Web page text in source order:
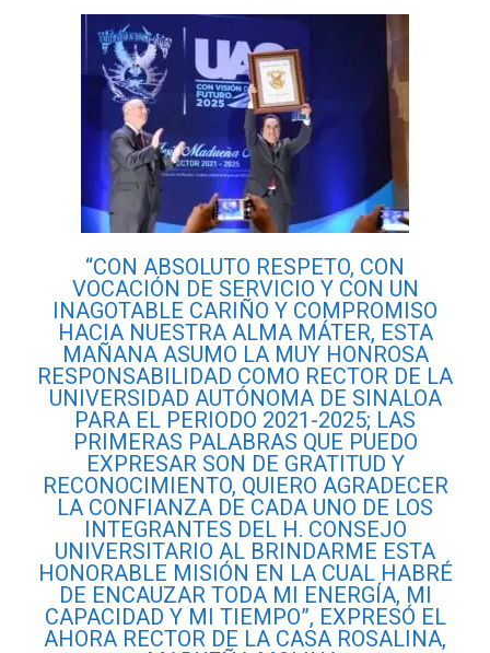
“CON ABSOLUTO RESPETO, CON
VOCACIÓN DE SERVICIO Y CON UN
INAGOTABLE CARIÑO Y COMPROMISO
HACIA NUESTRA ALMA MÁTER, ESTA
MAÑANA ASUMO LA MUY HONROSA
RESPONSABILIDAD COMO RECTOR DE LA
UNIVERSIDAD AUTÓNOMA DE SINALOA
PARA EL PERIODO 2021-2025; LAS
PRIMERAS PALABRAS QUE PUEDO
EXPRESAR SON DE GRATITUD Y
RECONOCIMIENTO, QUIERO AGRADECER
LA CONFIANZA DE CADA UNO DE LOS
INTEGRANTES DEL H. CONSEJO
UNIVERSITARIO AL BRINDARME ESTA
HONORABLE MISIÓN EN LA CUAL HABRÉ
DE ENCAUZAR TODA MI ENERGÍA, MI
CAPACIDAD Y MI TIEMPO”, EXPRESÓ EL
AHORA RECTOR DE LA CASA ROSALINA,